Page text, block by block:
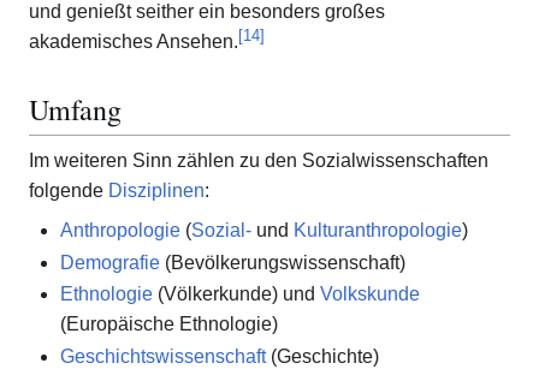
und genießt seither ein besonders großes
akademisches Ansehen. [14]
Umfang
Im weiteren Sinn zählen zu den Sozialwissenschaften
folgende Disziplinen:
Anthropologie(Sozial-und Kulturanthropologie)
Demografie(Bevölkerungswissenschaft)
Ethnologie(Völkerkunde) und Volkskunde
(Europäische Ethnologie)
Geschichtswissenschaft(Geschichte)